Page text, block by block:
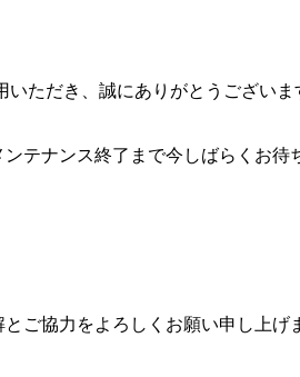
ただき、誠にありがとうございま
テナンス終了まで今しばらくお
ご協力をよろしくお願い申し上げ